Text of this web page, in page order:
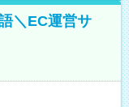
＼EC運営サ